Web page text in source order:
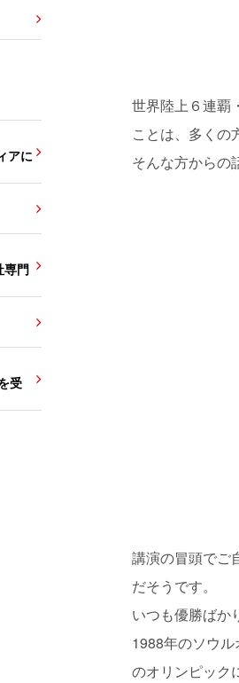
世界陸上６連覇
ことは、多くの
そんな方からの
講演の冒頭でご
だそうです。
いつも優勝ばか
1988年のソウ
のオリンピック
アに
専門
受